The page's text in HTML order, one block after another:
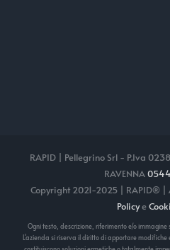
RAPID | Pellegrino Srl - P.Iva
RAVENNA
Copyright 2021-2025 | RAPID® |
Policye
Ogni testo, descrizione, riferimento e/o
L'azienda si riserva il diritto di apportare